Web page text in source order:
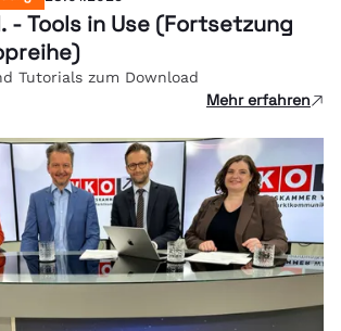
- Tools in Use (Fortsetzung
Tutorials zum Download
Mehr erfahren